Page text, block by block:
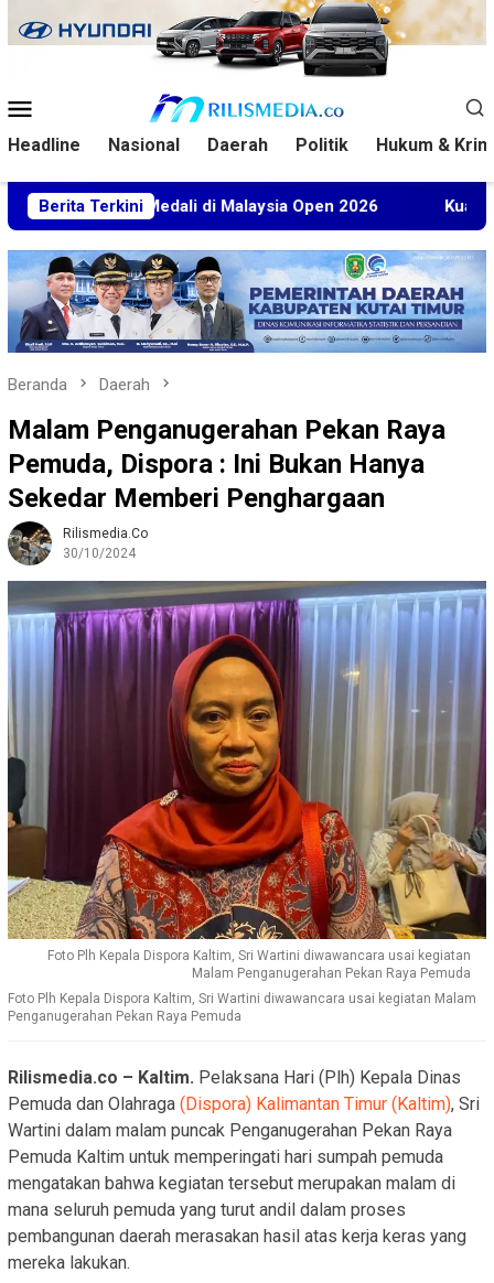
ke
Mobile
Headline Nasional Daerah Politik Hukum &
Berita Terkini
5 Medali di Malaysia Open 2026 Kuasa Hukum BT
Beranda Daerah
Malam Penganugerahan Pekan Raya
Pemuda, Dispora : Ini Bukan Hanya
Sekedar Memberi Penghargaan
Rilismedia.co
30/10/2024
Foto Plh Kepala Dispora Kaltim, Sri Wartini diwawancara usai kegiatan
Malam Penganugerahan Pekan Raya Pemuda
Foto Plh Kepala Dispora Kaltim, Sri Wartini diwawancara usai kegiatan Malam
Penganugerahan Pekan Raya Pemuda
Rilismedia.co – Kaltim. Pelaksana Hari (Plh) Kepala Dinas
Pemuda dan Olahraga (Dispora) Kalimantan Timur (Kaltim), Sri
Wartini dalam malam puncak Penganugerahan Pekan Raya
Pemuda Kaltim untuk memperingati hari sumpah pemuda
mengatakan bahwa kegiatan tersebut merupakan malam di
mana seluruh pemuda yang turut andil dalam proses
pembangunan daerah merasakan hasil atas kerja keras yang
mereka lakukan.